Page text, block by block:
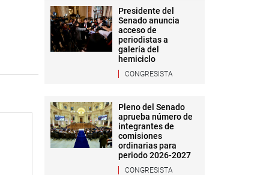
Presidente del
Senado anuncia
acceso de
periodistas a
galería del
hemiciclo
CONGRESISTA
Pleno del Senado
aprueba número de
integrantes de
comisiones
ordinarias para
periodo 2026-2027
CONGRESISTA